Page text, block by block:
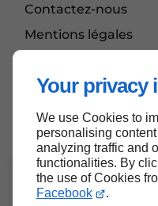
Your privacy
We use Cookies to
personalising
analyzing traffic and
functionalities. By
the use of Cookies
Facebook
.
Contactez-nous
Mentions légales
La vente